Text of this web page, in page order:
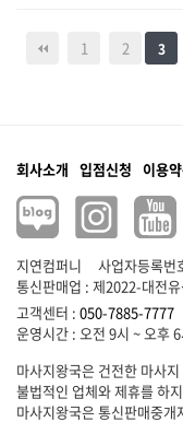
1 2 3
회사소개 입점신청 이용
지연컴퍼니
사업자등록
통신판매업 : 제2022-대전
고객센터 : 050-7885-7777
마사지왕국은 건전한 마사
불법적인 업체와 제휴를 하
마사지왕국은 통신판매중